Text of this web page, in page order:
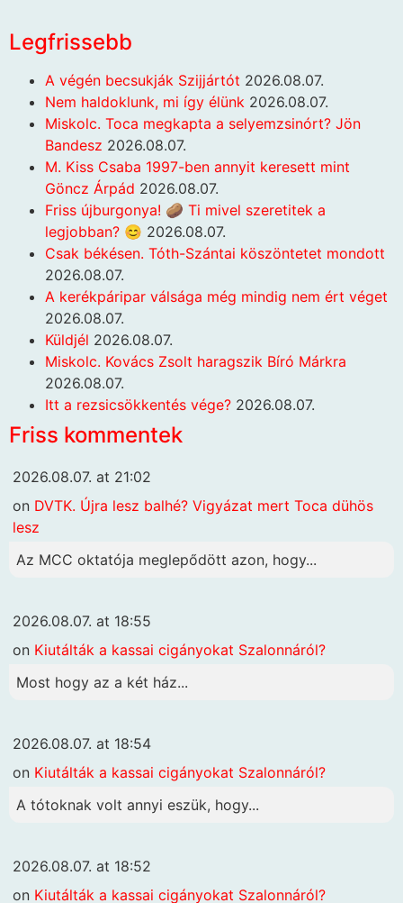
Legfrissebb
A végén becsukják Szijjártót 2026.08.07.
Nem haldoklunk, mi így élünk 2026.08.07.
Miskolc. Toca megkapta a selyemzsinórt? Jön
Bandesz 2026.08.07.
M. Kiss Csaba 1997-ben annyit keresett mint
Göncz Árpád 2026.08.07.
Friss újburgonya! 🥔 Ti mivel szeretitek a
legjobban? 😊 2026.08.07.
Csak békésen. Tóth-Szántai köszöntetet mondott
2026.08.07.
A kerékpáripar válsága még mindig nem ért véget
2026.08.07.
Küldjél 2026.08.07.
Miskolc. Kovács Zsolt haragszik Bíró Márkra
2026.08.07.
Itt a rezsicsökkentés vége? 2026.08.07.
Friss kommentek
2026.08.07. at 21:02
on DVTK. Újra lesz balhé? Vigyázat mert Toca dühös
lesz
Az MCC oktatója meglepődött azon, hogy...
2026.08.07. at 18:55
on Kiutálták a kassai cigányokat Szalonnáról?
Most hogy az a két ház...
2026.08.07. at 18:54
on Kiutálták a kassai cigányokat Szalonnáról?
A tótoknak volt annyi eszük, hogy...
2026.08.07. at 18:52
on Kiutálták a kassai cigányokat Szalonnáról?